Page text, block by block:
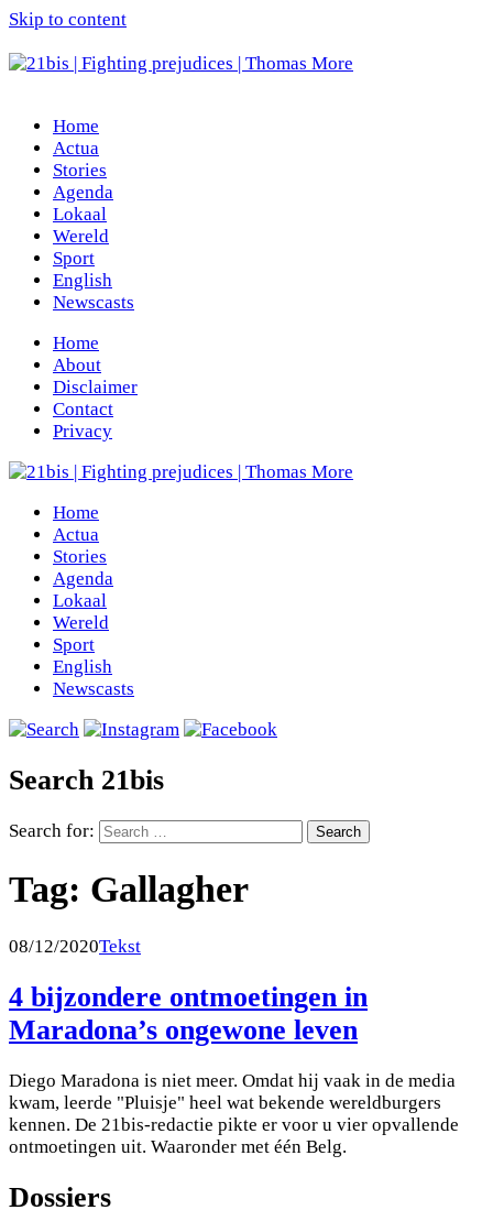
Skip to content
Home
Actua
Stories
Agenda
Lokaal
Wereld
Sport
English
Newscasts
Home
About
Disclaimer
Contact
Privacy
Home
Actua
Stories
Agenda
Lokaal
Wereld
Sport
English
Newscasts
Search 21bis
Search for:
Tag: Gallagher
08/12/2020Tekst
4 bijzondere ontmoetingen in
Maradona’s ongewone leven
Diego Maradona is niet meer. Omdat hij vaak in de media
kwam, leerde "Pluisje" heel wat bekende wereldburgers
kennen. De 21bis-redactie pikte er voor u vier opvallende
ontmoetingen uit. Waaronder met één Belg.
Dossiers